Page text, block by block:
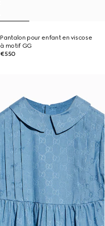
Pantalon pour enfant en viscose
à motif GG
€550